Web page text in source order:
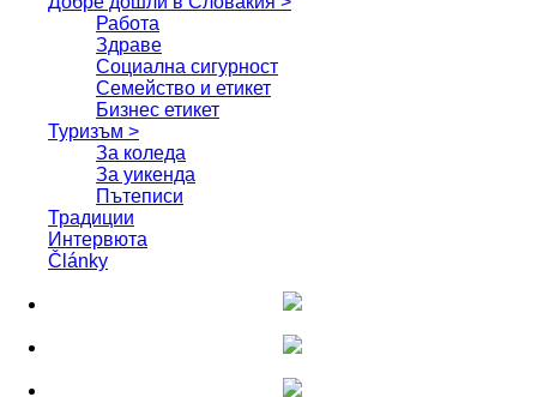
Работа
Здраве
Социална сигурност
Семейство и етикет
Бизнес етикет
Туризъм >
За коледа
За уикенда
Пътеписи
Традиции
Интервюта
Články